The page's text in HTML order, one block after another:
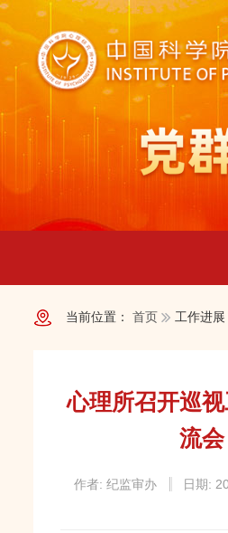
当前位置： 首页 工作进展
心理所召开巡
流会
作者: 纪监审办 日期: